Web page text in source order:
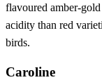
flavoured amber-
acidity than red
birds.
Caroline